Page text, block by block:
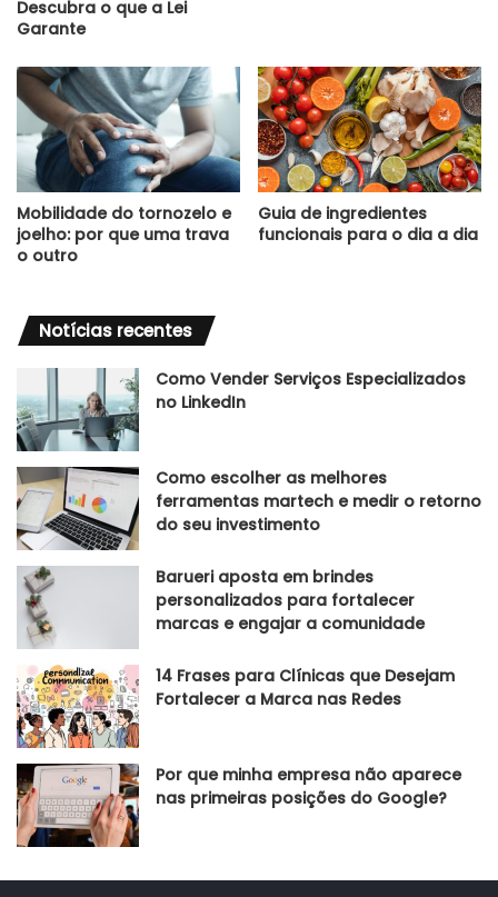
Descubra o que a Lei
Garante
Mobilidade do tornozelo e
joelho: por que uma trava
o outro
Guia de ingredientes
funcionais para o dia a dia
Notícias recentes
Como Vender Serviços Especializados
no LinkedIn
Como escolher as melhores
ferramentas martech e medir o retorno
do seu investimento
Barueri aposta em brindes
personalizados para fortalecer
marcas e engajar a comunidade
14 Frases para Clínicas que Desejam
Fortalecer a Marca nas Redes
Por que minha empresa não aparece
nas primeiras posições do Google?